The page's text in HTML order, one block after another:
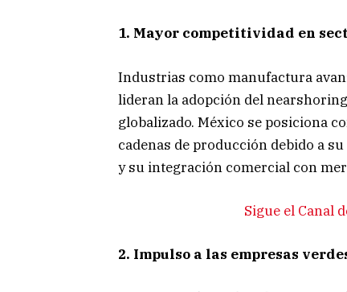
1. Mayor competitividad en
Industrias como manufactura
lideran la adopción del
globalizado. México se posiciona
cadenas de producción debido a
y su integración comercial con
Sigue el Canal
2. Impulso a las empresas